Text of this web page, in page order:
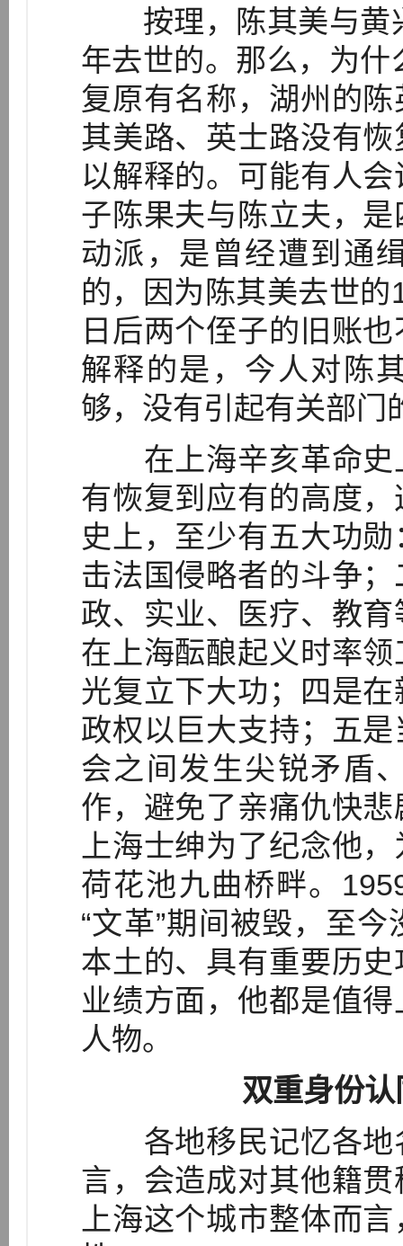
按理，陈其美与黄
年去世的。那么，为
复原有名称，湖州的
其美路、英士路没有
以解释的。可能有人
子陈果夫与陈立夫，
动派，是曾经遭到通
的，因为陈其美去世
日后两个侄子的旧账
解释的是，今人对陈
够，没有引起有关部门
在上海辛亥革命史
有恢复到应有的高度
史上，至少有五大功
击法国侵略者的斗争
政、实业、医疗、教
在上海酝酿起义时率
光复立下大功；四是
政权以巨大支持；五
会之间发生尖锐矛盾
作，避免了亲痛仇快
上海士绅为了纪念他
荷花池九曲桥畔。
“文革”期间被毁，至
本土的、具有重要历
业绩方面，他都是值
人物。
双重身份
各地移民记忆各地
言，会造成对其他籍
上海这个城市整体而